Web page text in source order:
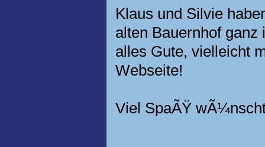
Klaus und Silvie
alten Bauernhof
alles Gute, vielleicht
Webseite!
Viel SpaÃŸ